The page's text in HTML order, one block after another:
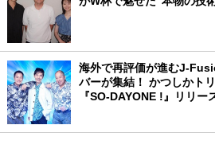
海外で再評価が進むJ-
バーが集結！ かつしかト
『SO-DAYONE !』リリー